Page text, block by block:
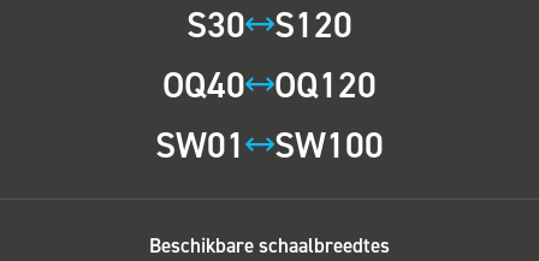
S30
S120
OQ40
OQ120
SW01
SW100
Beschikbare schaalbreedtes